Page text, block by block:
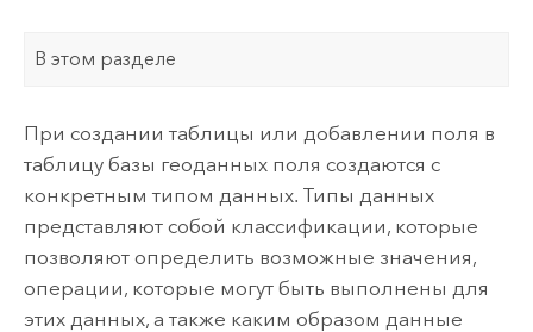
В этом разделе
При создании таблицы или добавлении поля в
таблицу базы геоданных поля создаются с
конкретным типом данных. Типы данных
представляют собой классификации, которые
позволяют определить возможные значения,
операции, которые могут быть выполнены для
этих данных, а также каким образом данные